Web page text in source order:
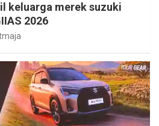
keluarga merek suzuki
2026